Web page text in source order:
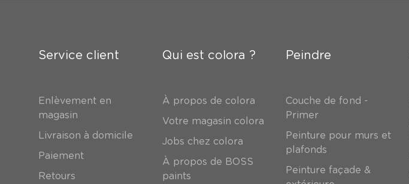
Service client
Enlèvement en
magasin
Livraison à domicile
Paiement
Retours
Qui est colora ?
À propos de colora
Votre magasin colora
Jobs chez colora
À propos de BOSS
paints
Peindre
Couche de fond -
Primer
Peinture pour murs et
plafonds
Peinture façade &